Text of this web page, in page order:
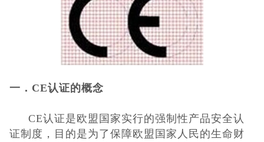
联系我们
中国节能认证
一． CE认证的概念
CE认证是欧盟国家实行的强制性产品安全认
证制度，目的是为了保障欧盟国家人民的生命财